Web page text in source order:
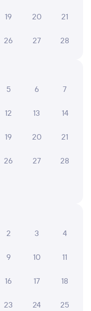
19 20 21
26 27 28
5 6 7
12 13 14
19 20 21
26 27 28
2 3 4
9 10 11
16 17 18
23 24 25